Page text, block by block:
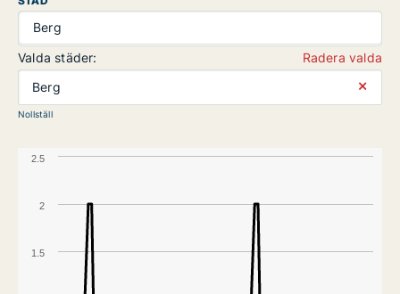
Berg
Valda städer:
Radera valda
Berg
⨯
Nollställ
1.5
2
2.5